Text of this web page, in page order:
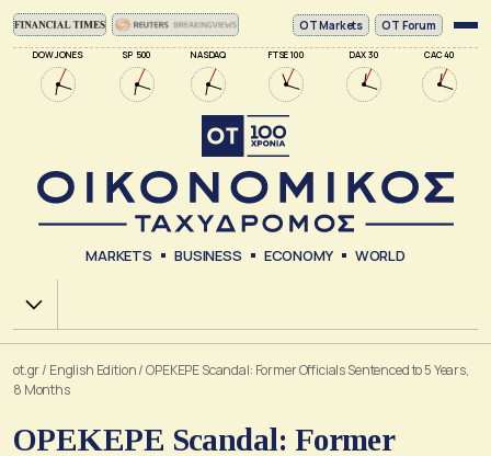
DOW JONES SP 500 NASDAQ FTSE 100 DAX 30 CAC 40
ΟΤ Markets OT Forum
MARKETS BUSINESS ECONOMY WORLD
Χ.Α.
ot.gr/ English Edition/OPEKEPE Scandal: Former Officials Sentenced to 5 Years,
8 Months
OPEKEPE Scandal: Former